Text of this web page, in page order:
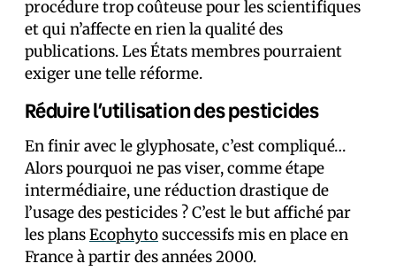
procédure trop coûteuse pour les scientifiques
et qui n’affecte en rien la qualité des
publications. Les États membres pourraient
exiger une telle réforme.
Réduire l’utilisation des pesticides
En finir avec le glyphosate, c’est compliqué…
Alors pourquoi ne pas viser, comme étape
intermédiaire, une réduction drastique de
l’usage des pesticides ? C’est le but affiché par
les plansEcophytosuccessifs mis en place en
France à partir des années 2000.